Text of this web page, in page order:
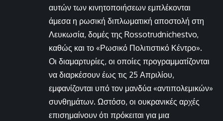
αυτών των κινητοποιήσεων εμπλέκονται
άμεσα η ρωσική διπλωματική αποστολή στη
Λευκωσία, δομές της Rossotrudnichestvo,
καθώς και το «Ρωσικό Πολιτιστικό Κέντρο».
Οι διαμαρτυρίες, οι οποίες προγραμματίζονται
να διαρκέσουν έως τις 25 Απριλίου,
εμφανίζονται υπό τον μανδύα «αντιπολεμικών»
συνθημάτων. Ωστόσο, οι ουκρανικές αρχές
επισημαίνουν ότι πρόκειται για μια